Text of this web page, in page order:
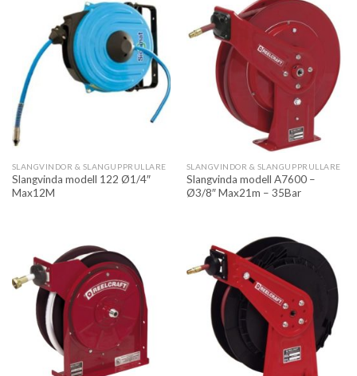
SLANGVINDOR & SLANGUPPRULLARE
Slangvinda modell 122 Ø1/4″
Max12M
SLANGVINDOR & SLANGUPPRULLARE
Slangvinda modell A7600 –
Ø3/8″ Max21m – 35Bar